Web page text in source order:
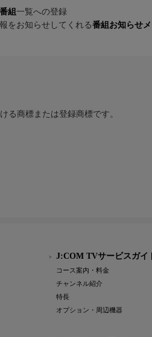
組一覧への登録
をお知らせしてくれる番組お知らせ
る商標または登録商標です。
J:COM TVサービスガイ
コース案内・料金
チャンネル紹介
特長
オプション・周辺機器